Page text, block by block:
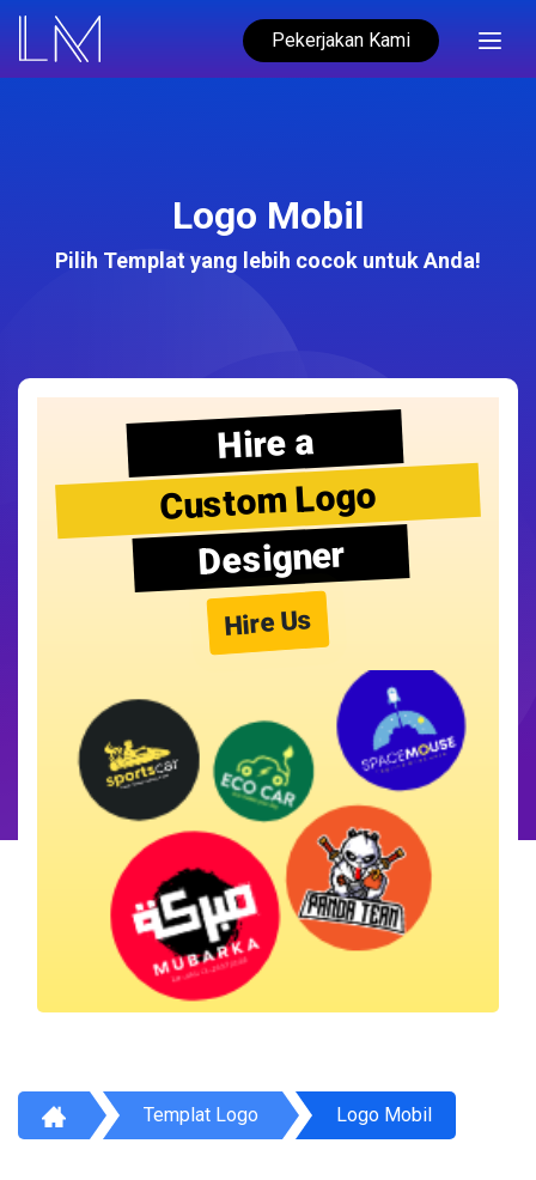
Pekerjakan Kami
Logo Mobil
Pilih Templat yang lebih cocok untuk Anda!
Hire a
Custom Logo
Designer
Hire Us
Templat Logo Logo Mobil